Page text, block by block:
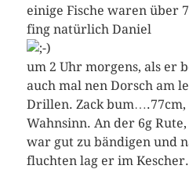
einige Fische waren über
fing natürlich Daniel
um 2 Uhr morgens, als er
auch mal nen Dorsch am
Drillen. Zack
Wahnsinn. An der 6g
war gut zu bändigen und
fluchten lag er im Kescher.